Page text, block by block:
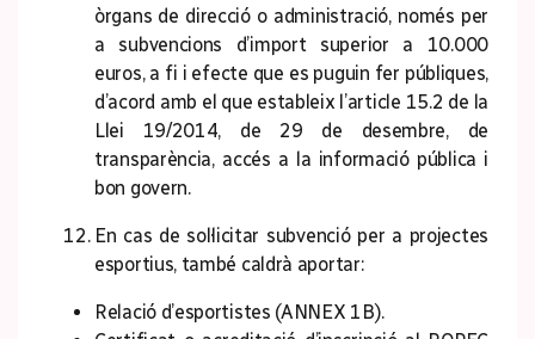
òrgans de direcció o administració, només per
a subvencions d’import superior a 10.000
euros, a fi i efecte que es puguin fer públiques,
d’acord amb el que estableix l’article 15.2 de la
Llei 19/2014, de 29 de desembre, de
transparència, accés a la informació pública i
bon govern.
En cas de sol·licitar subvenció per a projectes
esportius, també caldrà aportar:
Relació d’esportistes (ANNEX 1B).